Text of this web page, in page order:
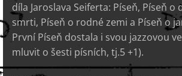
díla Jaroslava Seiferta: Píseň, Píseň o
smrti, Píseň o rodné zemi a Píseň o
První Píseň dostala i svou jazzovou
mluvit o šesti písních, tj.5 +1).